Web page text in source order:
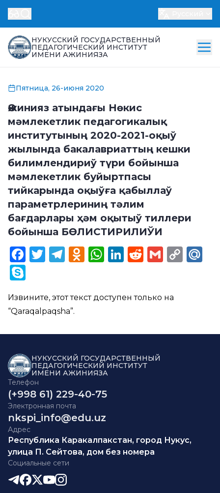
НУКУССКИЙ ГОСУДАРСТВЕННЫЙ
ПЕДАГОГИЧЕСКИЙ ИНСТИТУТ
ИМЕНИ АЖИНИЯЗА
Пятница, 26-июня 2020
Әжинияз атындағы Нөкис
мәмлекетлик педагогикалық
институтының 2020-2021-оқыў
жылында бакалавриаттың кешки
билимлендириў түри бойынша
мәмлекетлик буйыртпасы
тийкарында оқыўға қабыллаў
параметрлериниң тәлим
бағдарлары ҳәм оқытыў тиллери
бойынша БӨЛИСТИРИЛИЎИ
Facebook
Twitter
Telegram
Odnoklassniki
WhatsApp
LinkedIn
Reddit
Gmail
Извините, этот текст доступен только на
“Qaraqalpaqsha”.
НУКУССКИЙ ГОСУДАРСТВЕННЫЙ
ПЕДАГОГИЧЕСКИЙ ИНСТИТУТ
ИМЕНИ АЖИНИЯЗА
Телефон
(+998 61) 229-40-75
Электронная почта
nkspi_info@edu.uz
Адрес
Республика Каракалпакстан, город Нукус,
улица П. Сейтова, дом без номера
Социальные сети